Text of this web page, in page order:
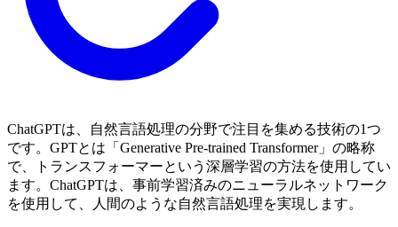
ChatGPTは、自然言語処理の分野で注目を集める技術の1つ
です。GPTとは「Generative Pre-trained Transformer」の略称
で、トランスフォーマーという深層学習の方法を使用してい
ます。ChatGPTは、事前学習済みのニューラルネットワーク
を使用して、人間のような自然言語処理を実現します。